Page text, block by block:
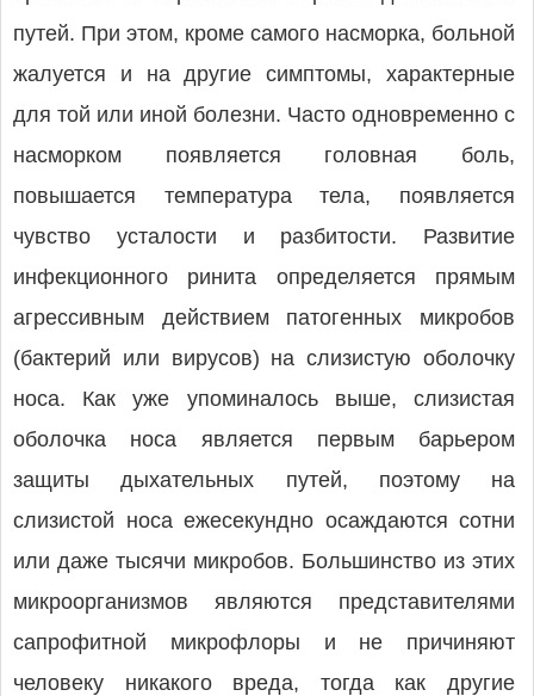
путей. При этом, кроме самого насморка, больной
жалуется и на другие симптомы, характерные
для той или иной болезни. Часто одновременно с
насморком появляется головная боль,
повышается температура тела, появляется
чувство усталости и разбитости. Развитие
инфекционного ринита определяется прямым
агрессивным действием патогенных микробов
(бактерий или вирусов) на слизистую оболочку
носа. Как уже упоминалось выше, слизистая
оболочка носа является первым барьером
защиты дыхательных путей, поэтому на
слизистой носа ежесекундно осаждаются сотни
или даже тысячи микробов. Большинство из этих
микроорганизмов являются представителями
сапрофитной микрофлоры и не причиняют
человеку никакого вреда, тогда как другие